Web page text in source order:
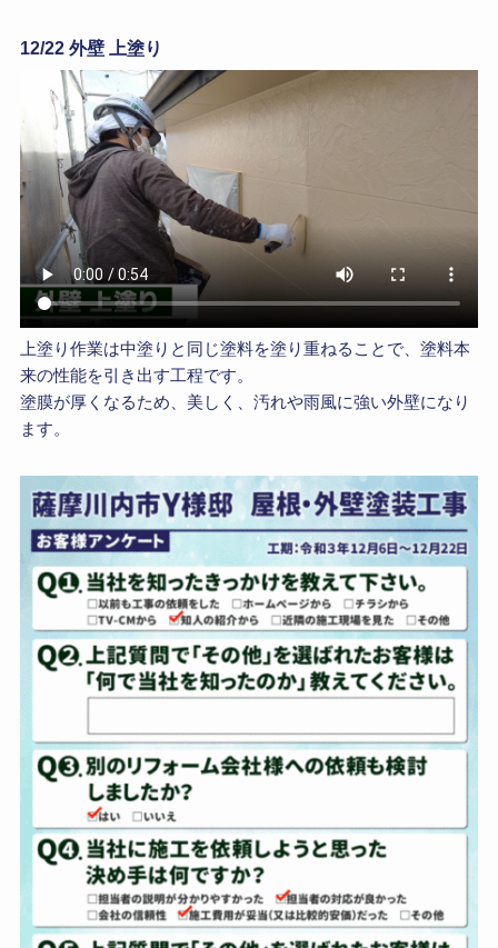
12/22 外壁 上塗り
上塗り作業は中塗りと同じ塗料を塗り重ねることで、塗料本
来の性能を引き出す工程です。
塗膜が厚くなるため、美しく、汚れや雨風に強い外壁になり
ます。